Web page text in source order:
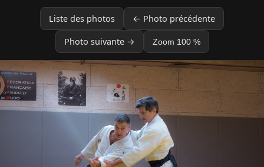
Liste des photos ← Photo précédente
Photo suivante → Zoom 100 %